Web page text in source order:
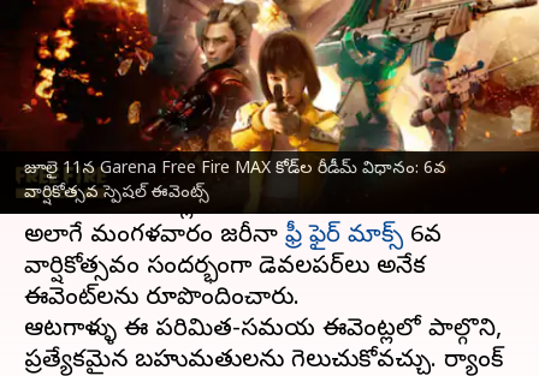
జూలై 11న Garena Free Fire MAX కోడ్‌ల రీడీమ్ విధానం: 6వ
వార్షికోత్సవ స్పెషల్ ఈవెంట్స్
వార్షికోత్సవ స్పెషల్ ఈవెంట్స్
వ్రాసిన వారు Stalin Jul 11, 2023 09:34 am
ఈ వార్తాకథనం ఏంటి
జూలై 11కు సంబంధించిన Garena Free Fire MAX
కోడ్‌లను డెవలపర్లు విడుదల చేశారు.
అలాగే మంగళవారం జరీనా ఫ్రీ ఫైర్ మాక్స్ 6వ
వార్షికోత్సవం సందర్భంగా డెవలపర్‌లు అనేక
ఈవెంట్‌లను రూపొందించారు.
ఆటగాళ్ళు ఈ పరిమిత-సమయ ఈవెంట్లలో పాల్గొని,
ప్రత్యేకమైన బహుమతులను గెలుచుకోవచ్చు. ర్యాంక్